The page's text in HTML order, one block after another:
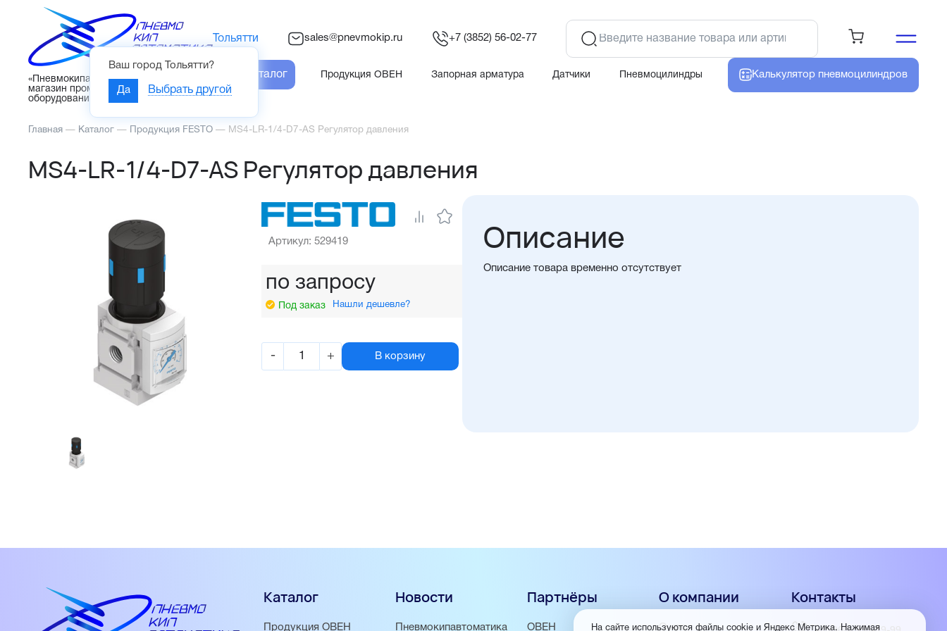
«Пневмокипавтоматика» – интернет-
магазин промышленного
оборудования
Тольятти
Ваш город Тольятти?
Да Выбрать другой
sales@pnevmokip.ru +7 (3852) 56-02-77
Каталог Продукция ОВЕН Запорная арматура Датчики Пневмоцилиндры Калькулятор пневмоцилиндров
Главная — Каталог — Продукция FESTO — MS4-LR-1/4-D7-AS Регулятор давления
MS4-LR-1/4-D7-AS Регулятор давления
Артикул: 529419
по запросу
Под заказ Нашли дешевле?
- + В корзину
Описание
Описание товара временно отсутствует
Каталог
Продукция ОВЕН
Новости
Пневмокипавтоматика
Партнёры
ОВЕН
О компании
О нас
Контакты
На сайте используются файлы cookie и Яндекс Метрика. Нажимая